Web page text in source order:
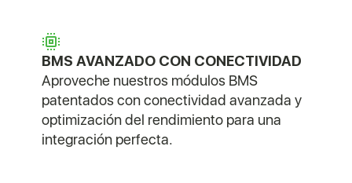
BMS AVANZADO CON CONECTIVIDAD
Aproveche nuestros módulos BMS
patentados con conectividad avanzada y
optimización del rendimiento para una
integración perfecta.